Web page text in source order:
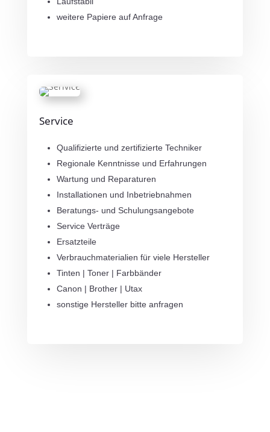
weitere Papiere auf Anfrage
Service
Qualifizierte und zertifizierte Techniker
Regionale Kenntnisse und Erfahrungen
Wartung und Reparaturen
Installationen und Inbetriebnahmen
Beratungs- und Schulungsangebote
Service Verträge
Ersatzteile
Verbrauchmaterialien für viele Hersteller
Tinten | Toner | Farbbänder
Canon | Brother | Utax
sonstige Hersteller bitte anfragen